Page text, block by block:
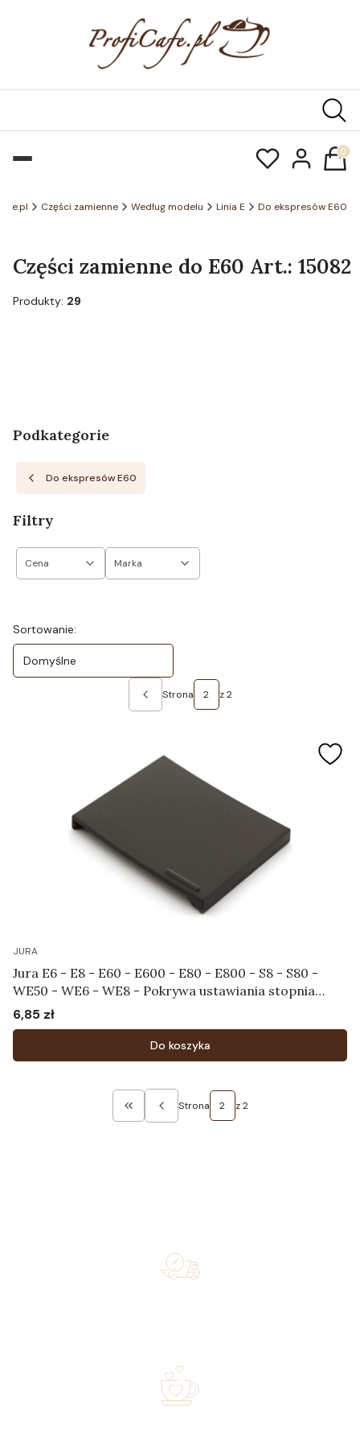
Części zamienne Według modelu Linia E Do ekspresów E60
Części zamienne do E60 Art.: 15082
Produkty: 29
Podkategorie
Do ekspresów E60
Filtry
Cena Marka
Lista produktów
Sortowanie:
Domyślne
Poprzednie produkty
Strona z 2
JURA
Jura E6 - E8 - E60 - E600 - E80 - E800 - S8 - S80 -
WE50 - WE6 - WE8 - Pokrywa ustawiania stopnia
zmielenia Art.72499
Cena
6,85 zł
Do koszyka
Wróć do pierwszej strony z produktami
Strona z 2